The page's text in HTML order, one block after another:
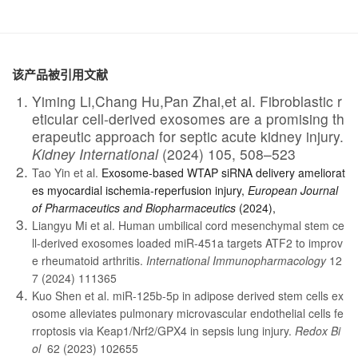
该产品被引用文献
Yiming Li,Chang Hu,Pan Zhai,et al. Fibroblastic r
eticular cell-derived exosomes are a promising th
erapeutic approach for septic acute kidney injury.
Kidney International (2024) 105, 508–523
Tao Yin et al. Exosome-based WTAP siRNA delivery ameliorat
es myocardial ischemia-reperfusion injury, European Journal
of Pharmaceutics and Biopharmaceutics (2024),
Liangyu Mi et al. Human umbilical cord mesenchymal stem ce
ll-derived exosomes loaded miR-451a targets ATF2 to improv
e rheumatoid arthritis. International Immunopharmacology 12
7 (2024) 111365
Kuo Shen et al. miR-125b-5p in adipose derived stem cells ex
osome alleviates pulmonary microvascular endothelial cells fe
rroptosis via Keap1/Nrf2/GPX4 in sepsis lung injury. Redox Bi
ol 62 (2023) 102655